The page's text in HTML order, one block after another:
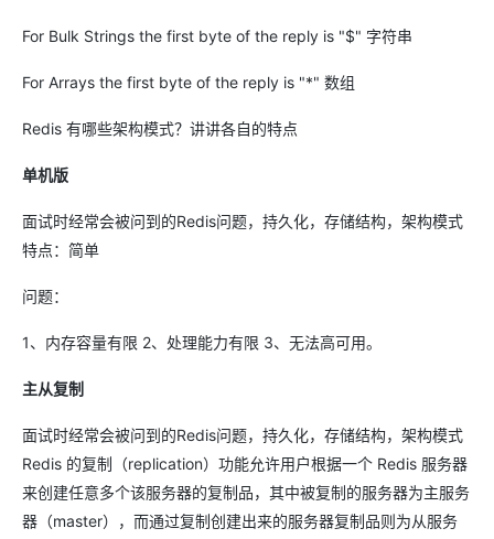
For Bulk Strings the first byte of the reply is "$" 字符串
For Arrays the first byte of the reply is "*" 数组
Redis 有哪些架构模式？讲讲各自的特点
单机版
面试时经常会被问到的Redis问题，持久化，存储结构，架构模式
特点：简单
问题：
1、内存容量有限 2、处理能力有限 3、无法高可用。
主从复制
面试时经常会被问到的Redis问题，持久化，存储结构，架构模式
Redis 的复制（replication）功能允许用户根据一个 Redis 服务器
来创建任意多个该服务器的复制品，其中被复制的服务器为主服务
器（master），而通过复制创建出来的服务器复制品则为从服务